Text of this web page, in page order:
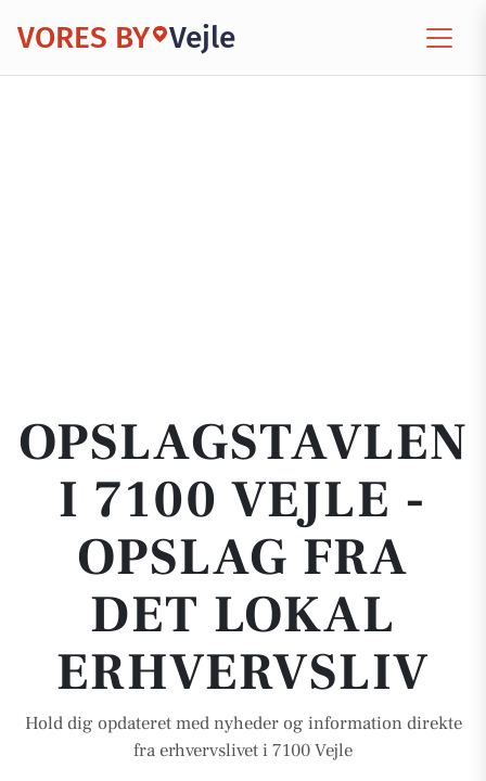
VORES BY Vejle
OPSLAGSTAVLEN
I 7100 VEJLE -
OPSLAG FRA
DET LOKAL
ERHVERVSLIV
Hold dig opdateret med nyheder og information direkte
fra erhvervslivet i 7100 Vejle